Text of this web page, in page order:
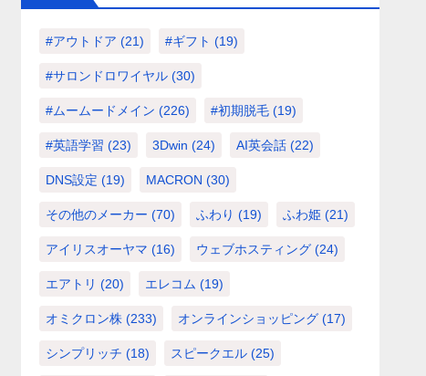
#アウトドア (21) #ギフト (19)
#サロンドロワイヤル (30)
#ムームードメイン (226) #初期脱毛 (19)
#英語学習 (23) 3Dwin (24) AI英会話 (22)
DNS設定 (19) MACRON (30)
その他のメーカー (70) ふわり (19) ふわ姫 (21)
アイリスオーヤマ (16) ウェブホスティング (24)
エアトリ (20) エレコム (19)
オミクロン株 (233) オンラインショッピング (17)
シンプリッチ (18) スピークエル (25)